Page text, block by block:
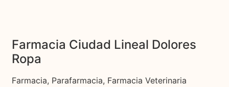
Farmacia Ciudad Lineal Dolores
Ropa
Farmacia, Parafarmacia, Farmacia Veterinaria